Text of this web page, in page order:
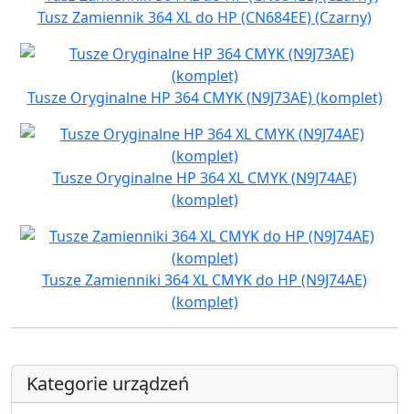
Tusz Zamiennik 364 XL do HP (CN684EE) (Czarny)
Tusze Oryginalne HP 364 CMYK (N9J73AE) (komplet)
Tusze Oryginalne HP 364 XL CMYK (N9J74AE)
(komplet)
Tusze Zamienniki 364 XL CMYK do HP (N9J74AE)
(komplet)
Kategorie urządzeń